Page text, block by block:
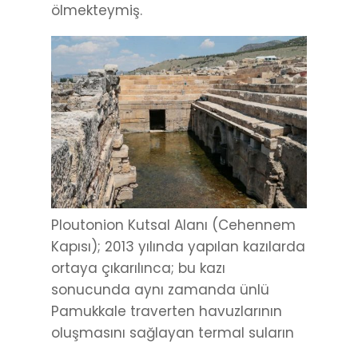
ölmekteymiş.
Ploutonion Kutsal Alanı (Cehennem
Kapısı); 2013 yılında yapılan kazılarda
ortaya çıkarılınca; bu kazı
sonucunda aynı zamanda ünlü
Pamukkale traverten havuzlarının
oluşmasını sağlayan termal suların